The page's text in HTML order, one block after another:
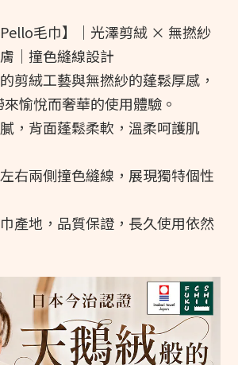
Pello毛巾】｜光澤剪絨 × 無撚紗
｜撞色縫線設計
剪絨工藝與無撚紗的蓬鬆厚感，
愉悅而奢華的使用體驗。
，背面蓬鬆柔軟，溫柔呵護肌
右兩側撞色縫線，展現獨特個性
產地，品質保證，長久使用依然